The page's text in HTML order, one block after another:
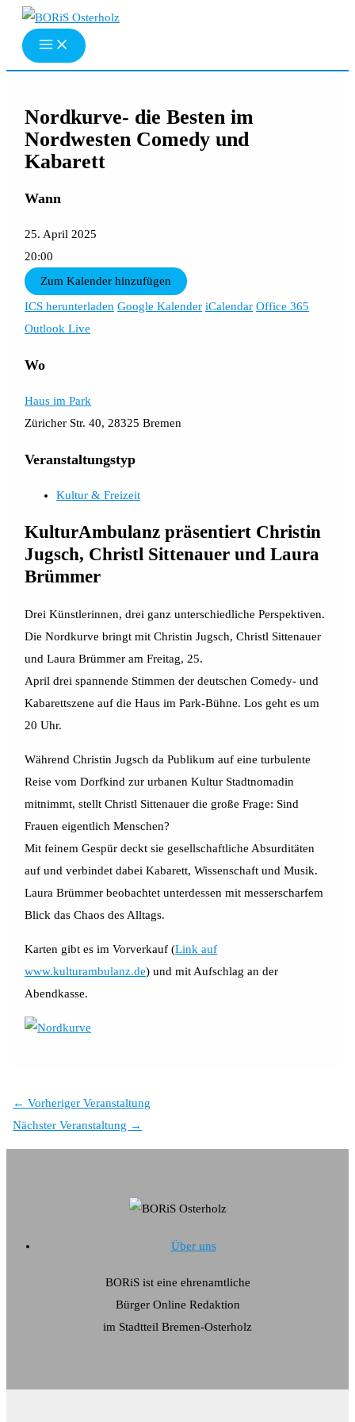
Zum
Inhalt
springen
Nordkurve- die Besten im
Nordwesten Comedy und
Kabarett
Wann
25. April 2025
20:00
Zum Kalender hinzufügen
ICS herunterladen Google Kalender iCalendar Office 365
Outlook Live
Wo
Haus im Park
Züricher Str. 40, 28325 Bremen
Veranstaltungstyp
Kultur & Freizeit
KulturAmbulanz präsentiert Christin
Jugsch, Christl Sittenauer und Laura
Brümmer
Drei Künstlerinnen, drei ganz unterschiedliche Perspektiven.
Die Nordkurve bringt mit Christin Jugsch, Christl Sittenauer
und Laura Brümmer am Freitag, 25.
April drei spannende Stimmen der deutschen Comedy- und
Kabarettszene auf die Haus im Park-Bühne. Los geht es um
20 Uhr.
Während Christin Jugsch da Publikum auf eine turbulente
Reise vom Dorfkind zur urbanen Kultur Stadtnomadin
mitnimmt, stellt Christl Sittenauer die große Frage: Sind
Frauen eigentlich Menschen?
Mit feinem Gespür deckt sie gesellschaftliche Absurditäten
auf und verbindet dabei Kabarett, Wissenschaft und Musik.
Laura Brümmer beobachtet unterdessen mit messerscharfem
Blick das Chaos des Alltags.
Karten gibt es im Vorverkauf (Link auf
www.kulturambulanz.de) und mit Aufschlag an der
Abendkasse.
← Vorheriger Veranstaltung
Nächster Veranstaltung →
Über uns
BORiS ist eine ehrenamtliche
Bürger Online Redaktion
im Stadtteil Bremen-Osterholz